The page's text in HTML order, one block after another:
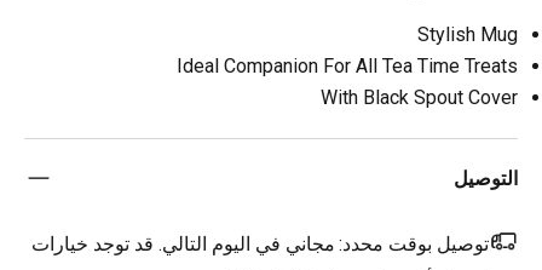
Stylish Mug
Ideal Companion For All Tea Time Treats
With Black Spout Cover
التوصيل
توصيل بوقت محدد: مجاني في اليوم التالي. قد توجد خيارات